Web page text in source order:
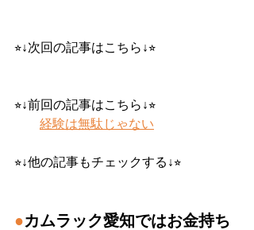
⭐︎↓次回の記事はこちら↓⭐︎
⭐︎↓前回の記事はこちら↓⭐︎
経験は無駄じゃない
⭐︎↓他の記事もチェックする↓⭐︎
●カムラック愛知ではお金持ち